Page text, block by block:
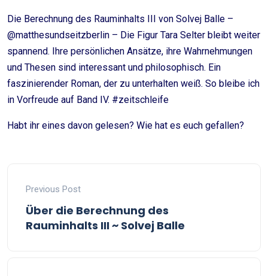
Die Berechnung des Rauminhalts III von Solvej Balle –
@matthesundseitzberlin – Die Figur Tara Selter bleibt weiter
spannend. Ihre persönlichen Ansätze, ihre Wahrnehmungen
und Thesen sind interessant und philosophisch. Ein
faszinierender Roman, der zu unterhalten weiß. So bleibe ich
in Vorfreude auf Band IV. #zeitschleife
Habt ihr eines davon gelesen? Wie hat es euch gefallen?
Previous Post
Über die Berechnung des
Rauminhalts III ~ Solvej Balle